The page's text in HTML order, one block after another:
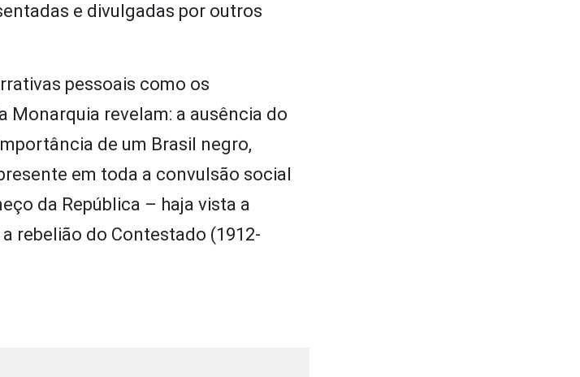
e divulgadas por outros
pessoais como os
Monarquia revelam: a ausência do
de um Brasil negro,
em toda a convulsão social
da República – haja vista a
rebelião do Contestado (1912-